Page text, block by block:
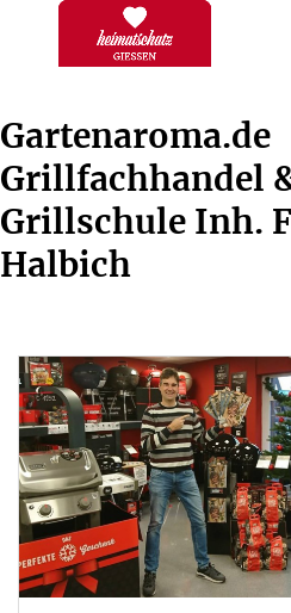
Gartenaroma.de
Grillfachhandel
Grillschule Inh.
Halbich